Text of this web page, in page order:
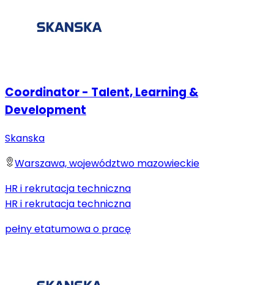
Coordinator - Talent, Learning &
Development
Skanska
Warszawa, województwo mazowieckie
HR i rekrutacja techniczna
HR i rekrutacja techniczna
pełny etatumowa o pracę